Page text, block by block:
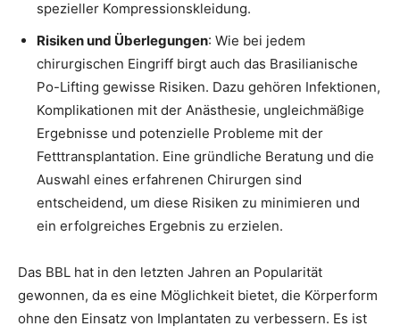
spezieller Kompressionskleidung.
Risiken und Überlegungen: Wie bei jedem
chirurgischen Eingriff birgt auch das Brasilianische
Po-Lifting gewisse Risiken. Dazu gehören Infektionen,
Komplikationen mit der Anästhesie, ungleichmäßige
Ergebnisse und potenzielle Probleme mit der
Fetttransplantation. Eine gründliche Beratung und die
Auswahl eines erfahrenen Chirurgen sind
entscheidend, um diese Risiken zu minimieren und
ein erfolgreiches Ergebnis zu erzielen.
Das BBL hat in den letzten Jahren an Popularität
gewonnen, da es eine Möglichkeit bietet, die Körperform
ohne den Einsatz von Implantaten zu verbessern. Es ist